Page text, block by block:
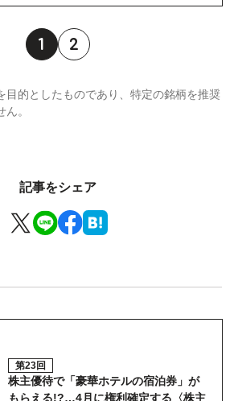
1 2
的としたものであり、特定の銘柄を推奨
。
記事をシェア
第23回
株主優待で「豪華ホテルの宿泊券」が
もらえる!?…4月に権利確定する〈株主